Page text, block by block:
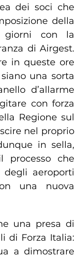
dei soci che
della
giorni con la
di Airgest.
in queste ore
una sorta
d’allarme
con forza
Regione sul
nel proprio
in sella,
processo che
aeroporti
una nuova
una presa di
di Forza Italia:
a dimostrare